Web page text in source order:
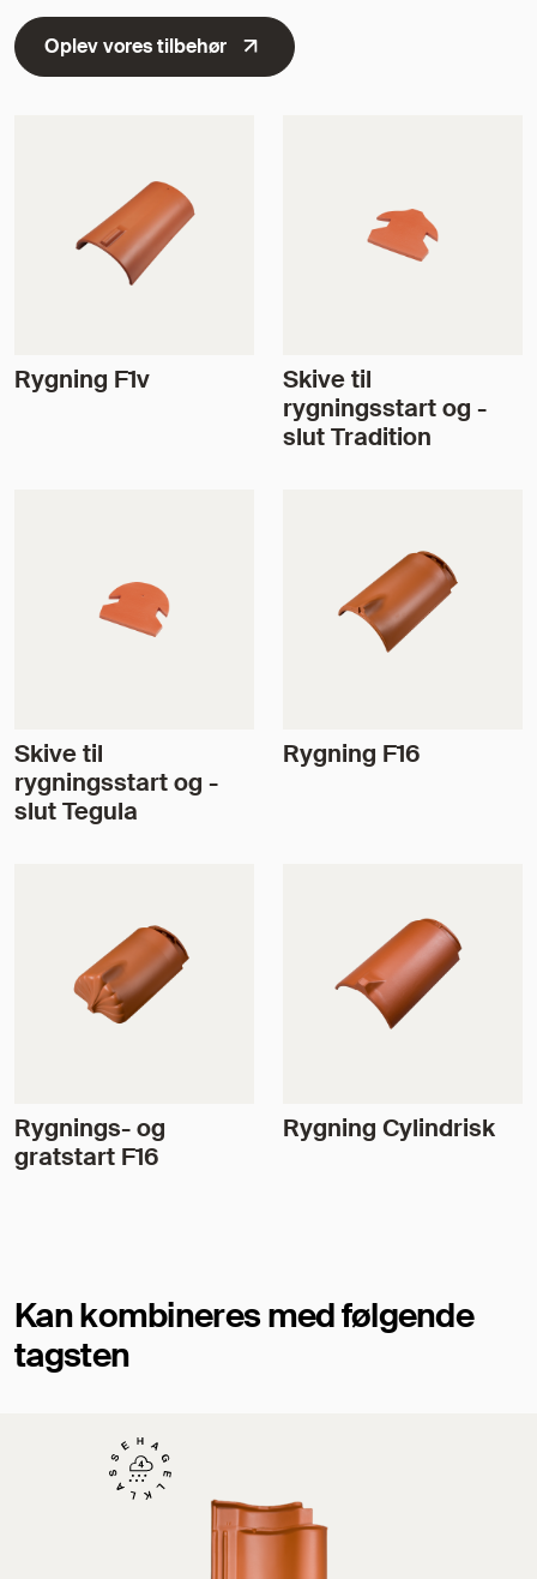
Oplev vores tilbehør
Rygning F1v
Skive til
rygningsstart og -
slut Tradition
Skive til
rygningsstart og -
slut Tegula
Rygning F16
Rygnings- og
gratstart F16
Rygning Cylindrisk
Kan kombineres med følgende
tagsten